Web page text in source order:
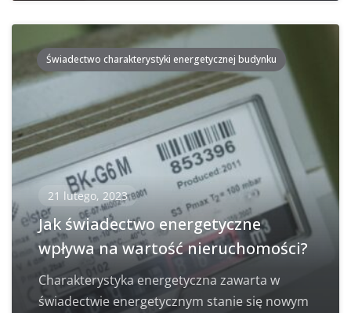
Świadectwo charakterystyki energetycznej budynku
21 lutego, 2023
Jak świadectwo energetyczne
wpływa na wartość nieruchomości?
Charakterystyka energetyczna zawarta w
świadectwie energetycznym stanie się nowym